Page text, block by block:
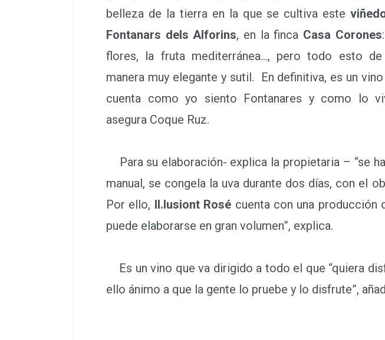
belleza de la tierra en la que se cultiva este
Fontanars dels Alforins, en la finca Casa Corones
flores, la fruta mediterránea…, pero todo esto de
manera muy elegante y sutil. En definitiva, es un
cuenta como yo siento Fontanares y como lo
asegura Coque Ruz.
Para su elaboración- explica la propietaria – “se
manual, se congela la uva durante dos días, con el
Por ello, Il.lusiont Rosé cuenta con una producción
puede elaborarse en gran volumen”, explica.
Es un vino que va dirigido a todo el que “quiera
ello ánimo a que la gente lo pruebe y lo disfrute”,